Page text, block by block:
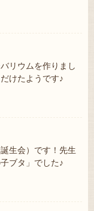
リウムを作りまし
けたようです♪
生会）です！先生
ブタ」でした♪